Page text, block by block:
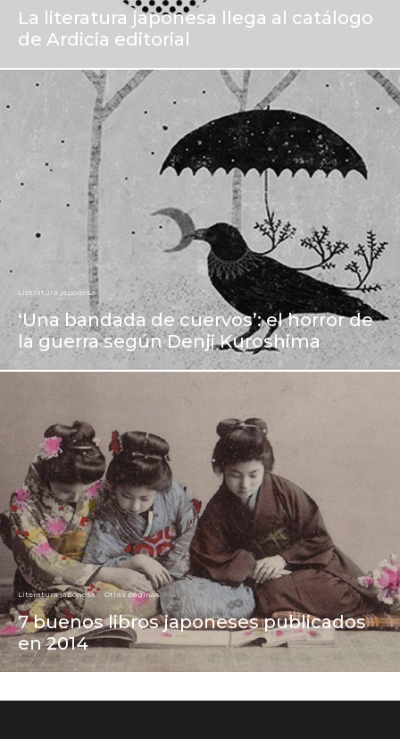
La literatura japonesa llega al catálogo
de Ardicia editorial
Literatura japonesa
‘Una bandada de cuervos’: el horror de
la guerra según Denji Kuroshima
Literatura japonesa Otras páginas
7 buenos libros japoneses publicados
en 2014